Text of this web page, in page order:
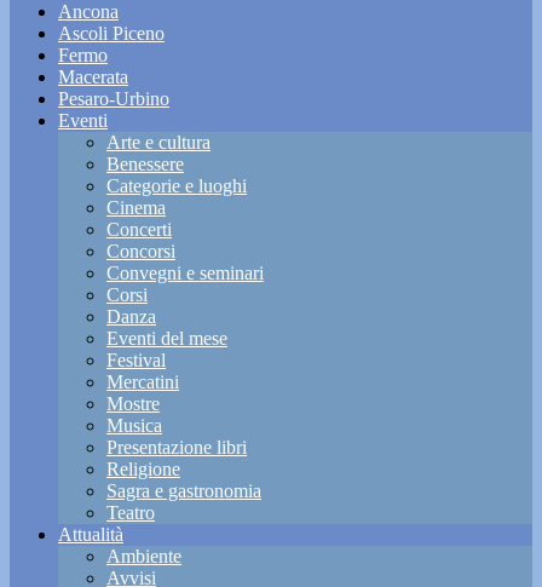
Ancona
Ascoli Piceno
Fermo
Macerata
Pesaro-Urbino
Eventi
Arte e cultura
Benessere
Categorie e luoghi
Cinema
Concerti
Concorsi
Convegni e seminari
Corsi
Danza
Eventi del mese
Festival
Mercatini
Mostre
Musica
Presentazione libri
Religione
Sagra e gastronomia
Teatro
Attualità
Ambiente
Avvisi